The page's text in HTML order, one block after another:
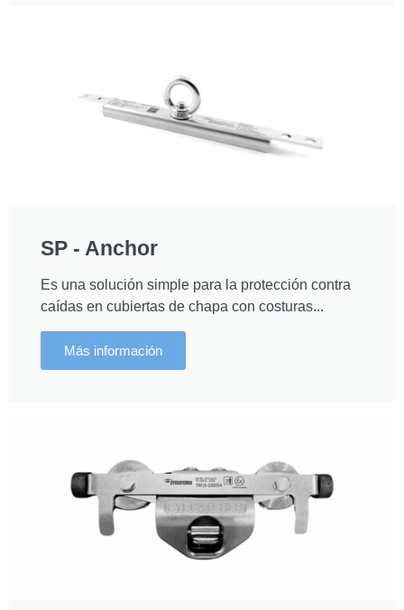
SP - Anchor
Es una solución simple para la protección contra
caídas en cubiertas de chapa con costuras...
Más información